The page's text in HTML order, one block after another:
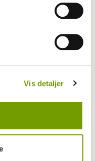
Vis detaljer